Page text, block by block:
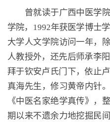
曾就读于广西中医学
学院，1992年获医学博士
大学人文学院访问一年，
人教授外，还先后师承李
拜于钦安卢氏门下，依止
真海先生，修习黄帝内针
《中医名家绝学真传》，
期以来不遗余力地挖掘民